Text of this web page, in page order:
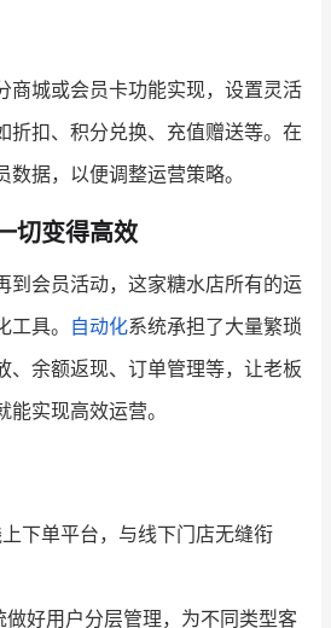
商城或会员卡功能实现，设置灵活
折扣、积分兑换、充值赠送等。在
据，以便调整运营策略。
切变得高效
到会员活动，这家糖水店所有的运
具。 自动化系统承担了大量繁琐
、余额返现、订单管理等，让老板
实现高效运营。
下单平台，与线下门店无缝衔
好用户分层管理，为不同类型客